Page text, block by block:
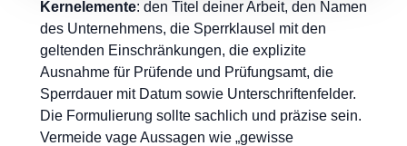
Kernelemente: den Titel deiner Arbeit, den Namen
des Unternehmens, die Sperrklausel mit den
geltenden Einschränkungen, die explizite
Ausnahme für Prüfende und Prüfungsamt, die
Sperrdauer mit Datum sowie Unterschriftenfelder.
Die Formulierung sollte sachlich und präzise sein.
Vermeide vage Aussagen wie „gewisse